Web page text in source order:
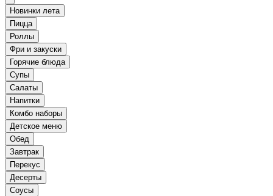
Новинки лета
Пицца
Роллы
Фри и закуски
Горячие блюда
Супы
Салаты
Напитки
Комбо наборы
Детское меню
Обед
Завтрак
Перекус
Десерты
Соусы